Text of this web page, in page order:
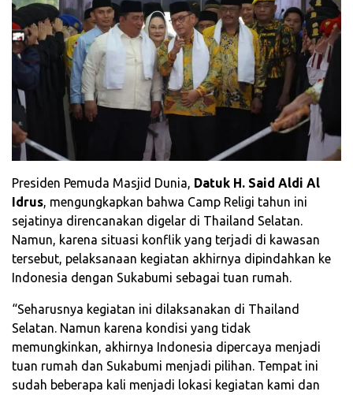
Presiden Pemuda Masjid Dunia, Datuk H. Said Aldi Al
Idrus, mengungkapkan bahwa Camp Religi tahun ini
sejatinya direncanakan digelar di Thailand Selatan.
Namun, karena situasi konflik yang terjadi di kawasan
tersebut, pelaksanaan kegiatan akhirnya dipindahkan ke
Indonesia dengan Sukabumi sebagai tuan rumah.
“Seharusnya kegiatan ini dilaksanakan di Thailand
Selatan. Namun karena kondisi yang tidak
memungkinkan, akhirnya Indonesia dipercaya menjadi
tuan rumah dan Sukabumi menjadi pilihan. Tempat ini
sudah beberapa kali menjadi lokasi kegiatan kami dan